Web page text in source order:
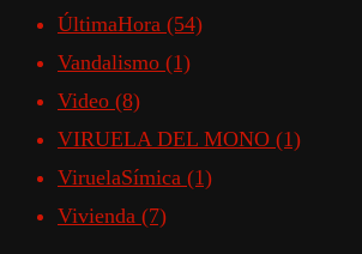
ÚltimaHora (54)
Vandalismo (1)
Video (8)
VIRUELA DEL MONO (1)
ViruelaSímica (1)
Vivienda (7)